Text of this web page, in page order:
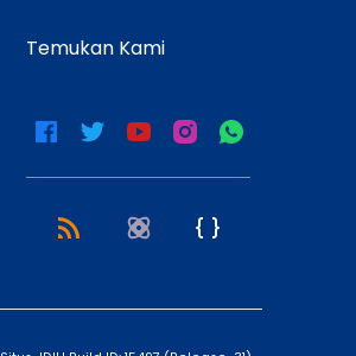
Temukan Kami